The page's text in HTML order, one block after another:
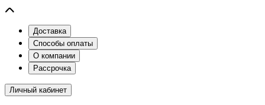
Доставка
Способы оплаты
О компании
Рассрочка
Личный кабинет